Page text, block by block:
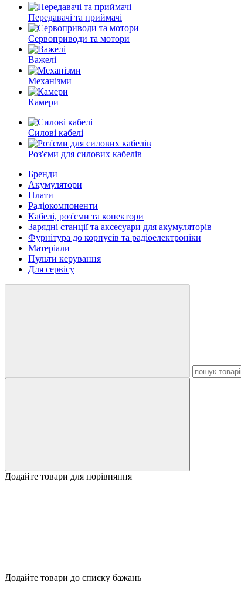
Передавачі та приймачі
Сервоприводи та мотори
Важелі
Механізми
Камери
Силові кабелі
Роз'єми для силових кабелів
Бренди
Акумулятори
Плати
Радіокомпоненти
Кабелі, роз'єми та конектори
Зарядні станції та аксесуари для акумуляторів
Фурнітура до корпусів та радіоелектроніки
Матеріали
Пульти керування
Для сервісу
Додайте товари для порівняння
Додайте товари до списку бажань